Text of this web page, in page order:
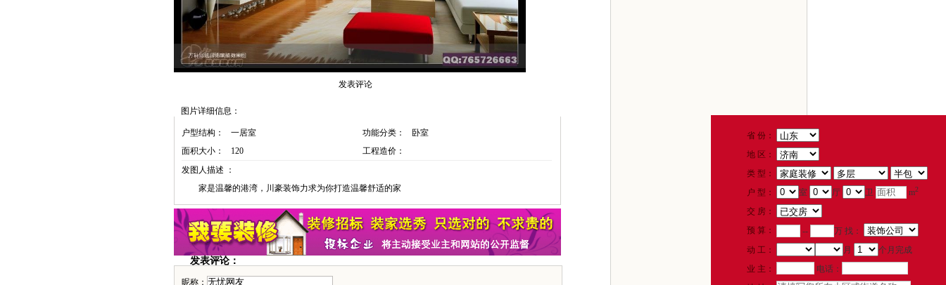
发表评论
图片详细信息：
户型结构： 一居室 功能分类：
卧室
面积大小：
120
工程造价：
发图人描述 ：
家是温馨的港湾，川豪装饰力求为你打造温馨舒适的家
发表评论：
昵称：
省 份：
地 区：
类 型：
户 型：
室 厅 卫 m2
交 房：
预 算：
--
万 找：
动 工：
月
个月完成
业 主：
电话：